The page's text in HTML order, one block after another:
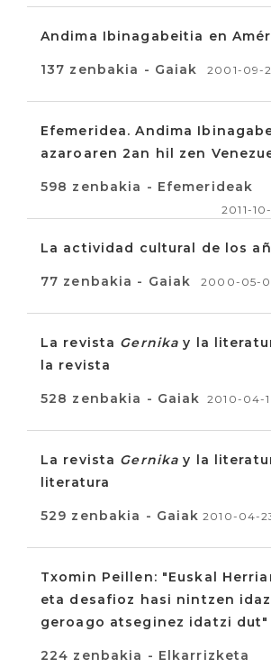
Andima Ibinagabeitia en
137 zenbakia - Gaiak 2001-09-
Efemeridea. Andima
azaroaren 2an hil zen
598 zenbakia - Efemerideak
2011-
La actividad cultural de los
77 zenbakia - Gaiak 2000-05-
La revista Gernika y la
la revista
528 zenbakia - Gaiak 2010-04-
La revista Gernika y la
literatura
529 zenbakia - Gaiak 2010-04-
Txomin Peillen: "Euskal
eta desafioz hasi nintzen
geroago atseginez idatzi dut"
224 zenbakia - Elkarrizketa